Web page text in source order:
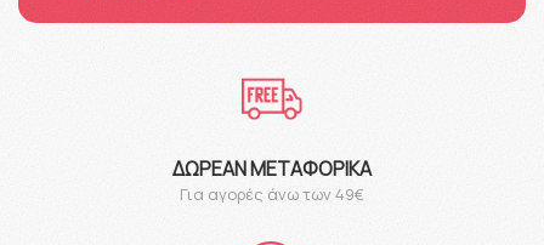
ΔΩΡΕΆΝ ΜΕΤΑΦΟΡΙΚΆ
Για αγορές άνω των 49€